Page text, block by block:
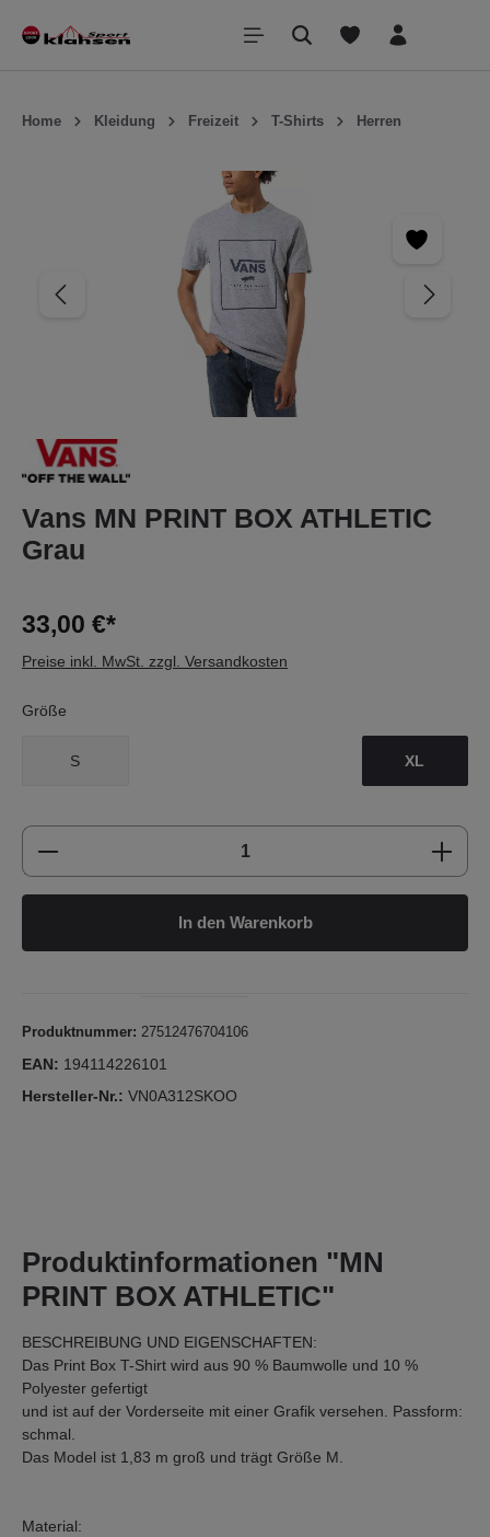
springen
Home Kleidung Freizeit T-Shirts Herren
Vans MN PRINT BOX ATHLETIC
Grau
33,00 €*
Preise inkl. MwSt. zzgl. Versandkosten
Größe
S XL
Produkt Anzahl: Gib den gewünschten
In den Warenkorb
Produktnummer: 27512476704106
EAN: 194114226101
Hersteller-Nr.: VN0A312SKOO
Produktinformationen "MN
PRINT BOX ATHLETIC"
BESCHREIBUNG UND EIGENSCHAFTEN:
Das Print Box T-Shirt wird aus 90 % Baumwolle und 10 %
Polyester gefertigt
und ist auf der Vorderseite mit einer Grafik versehen. Passform:
schmal.
Das Model ist 1,83 m groß und trägt Größe M.
Material: